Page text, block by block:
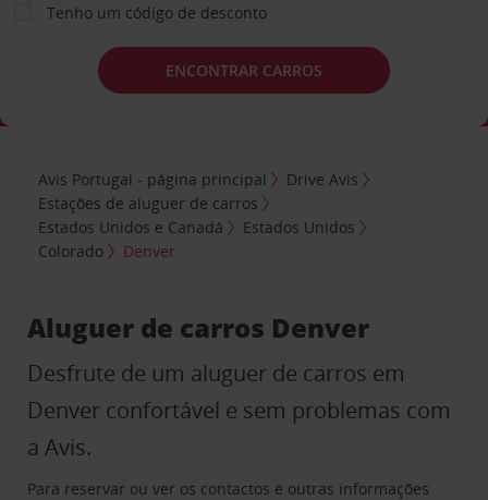
Tenho um código de desconto
ENCONTRAR CARROS
Avis Portugal - página principal
Drive Avis
Estações de aluguer de carros
Estados Unidos e Canadá
Estados Unidos
Colorado
Denver
Aluguer de carros Denver
Desfrute de um aluguer de carros em
Denver confortável e sem problemas com
a Avis.
Para reservar ou ver os contactos e outras informações